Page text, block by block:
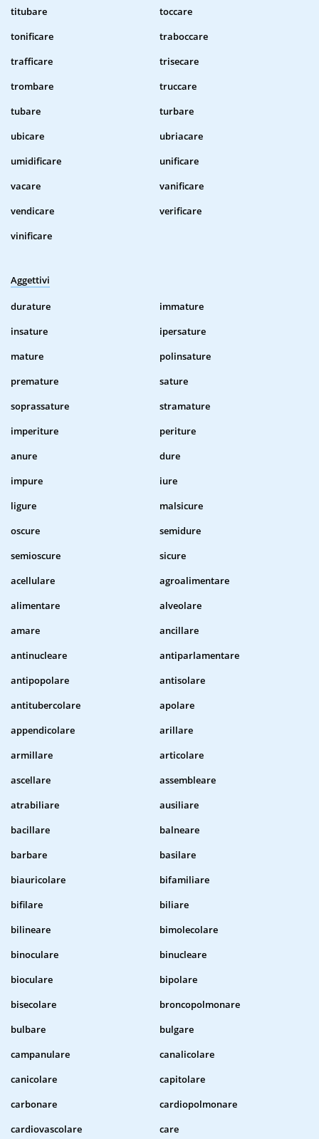
titubare
toccare
tonificare
traboccare
trafficare
trisecare
trombare
truccare
tubare
turbare
ubicare
ubriacare
umidificare
unificare
vacare
vanificare
vendicare
verificare
vinificare
Aggettivi
durature
immature
insature
ipersature
mature
polinsature
premature
sature
soprassature
stramature
imperiture
periture
anure
dure
impure
iure
ligure
malsicure
oscure
semidure
semioscure
sicure
acellulare
agroalimentare
alimentare
alveolare
amare
ancillare
antinucleare
antiparlamentare
antipopolare
antisolare
antitubercolare
apolare
appendicolare
arillare
armillare
articolare
ascellare
assembleare
atrabiliare
ausiliare
bacillare
balneare
barbare
basilare
biauricolare
bifamiliare
bifilare
biliare
bilineare
bimolecolare
binoculare
binucleare
bioculare
bipolare
bisecolare
broncopolmonare
bulbare
bulgare
campanulare
canalicolare
canicolare
capitolare
carbonare
cardiopolmonare
cardiovascolare
care